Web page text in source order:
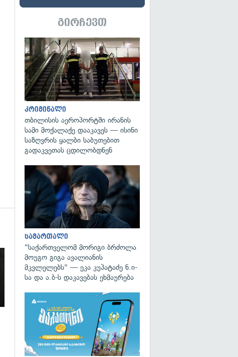
გადახედვა
გირჩევთ
კრიმინალი
თბილისის აეროპორტში ირანის
სამი მოქალაქე დააკავეს — ისინი
საზღვრის ყალბი საბუთებით
გადაკვეთას ცდილობდნენ
სამართალი
"საქართველომ მორიგი ბრძოლა
მოუგო გიგა ავალიანის
მკვლელებს" — ეკა კუპატაძე ნ.ი-
სა და ა.ბ-ს დაკავებას ეხმაურება